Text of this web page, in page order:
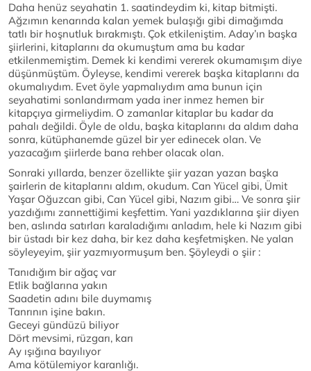
Daha henüz seyahatin 1. saatindeydim ki, kitap bitmişti.
Ağzımın kenarında kalan yemek bulaşığı gibi dimağımda
tatlı bir hoşnutluk bırakmıştı. Çok etkileniştim. Aday’ın başka
şiirlerini, kitaplarını da okumuştum ama bu kadar
etkilenmemiştim. Demek ki kendimi vererek okumamışım diye
düşünmüştüm. Öyleyse, kendimi vererek başka kitaplarını da
okumalıydım. Evet öyle yapmalıydım ama bunun için
seyahatimi sonlandırmam yada iner inmez hemen bir
kitapçıya girmeliydim. O zamanlar kitaplar bu kadar da
pahalı değildi. Öyle de oldu, başka kitaplarını da aldım daha
sonra, kütüphanemde güzel bir yer edinecek olan. Ve
yazacağım şiirlerde bana rehber olacak olan.
Sonraki yıllarda, benzer özellikte şiir yazan yazan başka
şairlerin de kitaplarını aldım, okudum. Can Yücel gibi, Ümit
Yaşar Oğuzcan gibi, Can Yücel gibi, Nazım gibi… Ve sonra şiir
yazdığımı zannettiğimi keşfettim. Yani yazdıklarına şiir diyen
ben, aslında satırları karaladığımı anladım, hele ki Nazım gibi
bir üstadı bir kez daha, bir kez daha keşfetmişken. Ne yalan
söyleyeyim, şiir yazmıyormuşum ben. Şöyleydi o şiir :
Tanıdığım bir ağaç var
Etlik bağlarına yakın
Saadetin adını bile duymamış
Tanrının işine bakın.
Geceyi gündüzü biliyor
Dört mevsimi, rüzgarı, karı
Ay ışığına bayılıyor
Ama kötülemiyor karanlığı.